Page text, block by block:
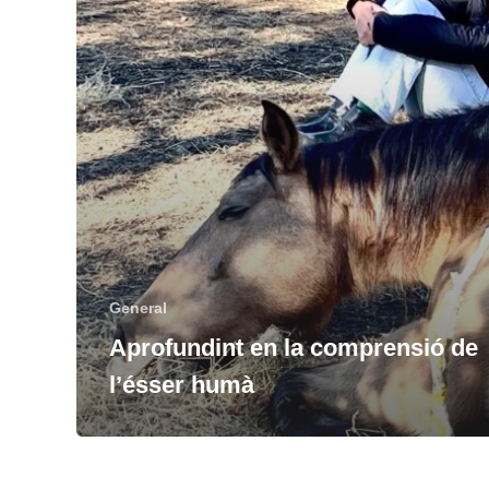
General
Aprofundint en la comprensió de
l’ésser humà